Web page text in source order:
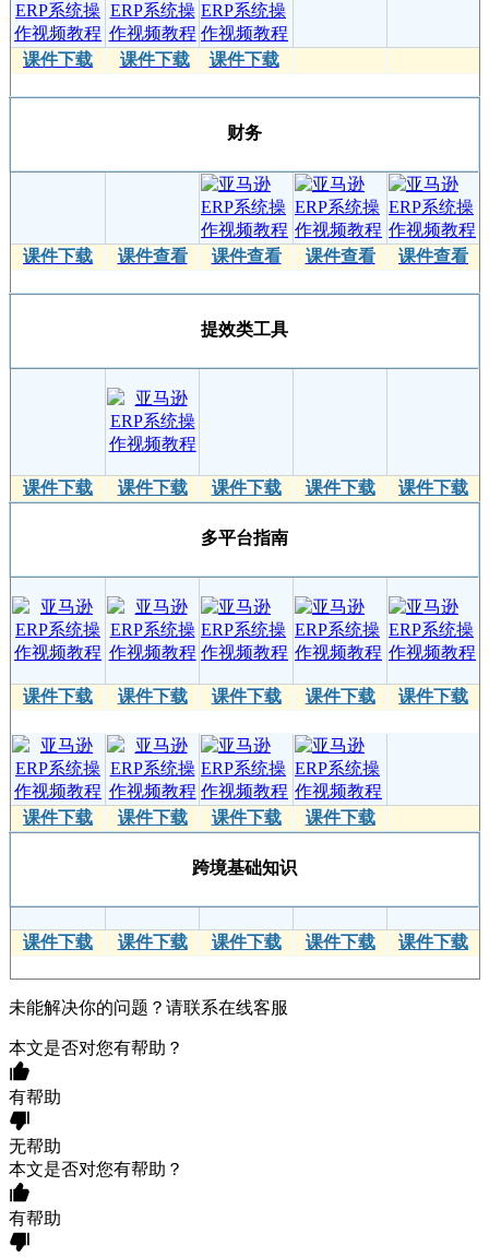
课件下载 课件下载 课件下载
财务
课件下载 课件查看 课件查看 课件查看 课件查看
提效类工具
课件下载 课件下载 课件下载 课件下载 课件下载
多平台指南
课件下载 课件下载 课件下载 课件下载 课件下载
课件下载 课件下载 课件下载 课件下载
跨境基础知识
课件下载 课件下载 课件下载 课件下载 课件下载
未能解决你的问题？请联系在线客服
本文是否对您有帮助？
有帮助
无帮助
本文是否对您有帮助？
有帮助